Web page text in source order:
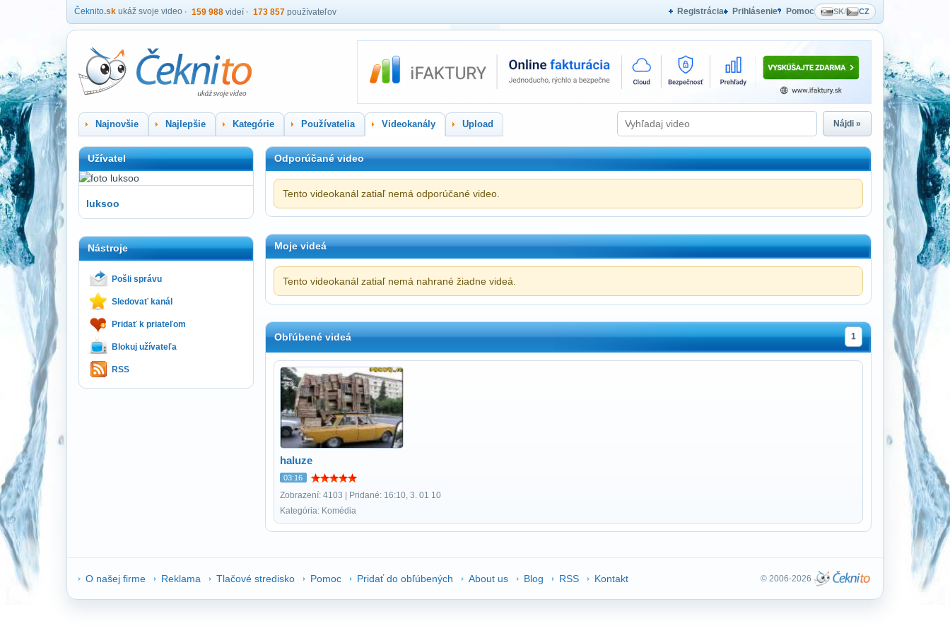
Čeknito.sk ukáž svoje video 159 988 videí 173 857 používateľov Registrácia Prihlásenie Pomoc SK/ CZ
Najnovšie Najlepšie Kategórie Používatelia Videokanály Upload Nájdi »
Užívatel
luksoo
Nástroje
Pošli správu
Sledovať kanál
Pridať k priateľom
Blokuj užívateľa
RSS
Odporúčané video
Tento videokanál zatiaľ nemá odporúčané video.
Moje videá
Tento videokanál zatiaľ nemá nahrané žiadne videá.
Obľúbené videá 1
haluze
03:16
Zobrazení: 4103 | Pridané: 16:10, 3. 01 10
Kategória: Komédia
O našej firme Reklama Tlačové stredisko Pomoc Pridať do obľúbených About us Blog RSS Kontakt © 2006-2026